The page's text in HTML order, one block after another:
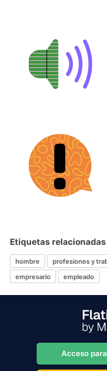
Etiquetas relacionadas
hombre profesiones y
empresario
empleado
Acceso